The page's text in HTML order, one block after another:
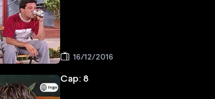
16/12/2016
Cap: 8